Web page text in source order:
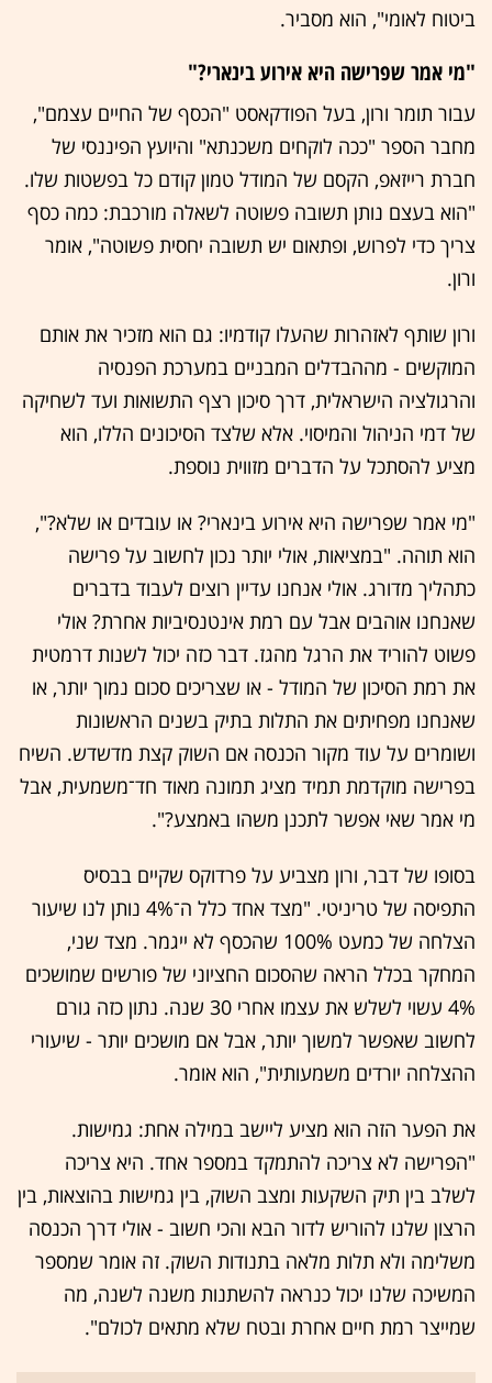
ביטוח לאומי", הוא מסביר.
"מי אמר שפרישה היא אירוע בינארי?"
עבור תומר ורון, בעל הפודקאסט "הכסף של החיים עצמם",
מחבר הספר "ככה לוקחים משכנתא" והיועץ הפיננסי של
חברת רייזאפ, הקסם של המודל טמון קודם כל בפשטות שלו.
"הוא בעצם נותן תשובה פשוטה לשאלה מורכבת: כמה כסף
צריך כדי לפרוש, ופתאום יש תשובה יחסית פשוטה", אומר
ורון.
ורון שותף לאזהרות שהעלו קודמיו: גם הוא מזכיר את אותם
המוקשים - מההבדלים המבניים במערכת הפנסיה
והרגולציה הישראלית, דרך סיכון רצף התשואות ועד לשחיקה
של דמי הניהול והמיסוי. אלא שלצד הסיכונים הללו, הוא
מציע להסתכל על הדברים מזווית נוספת.
"מי אמר שפרישה היא אירוע בינארי? או עובדים או שלא?",
הוא תוהה. "במציאות, אולי יותר נכון לחשוב על פרישה
כתהליך מדורג. אולי אנחנו עדיין רוצים לעבוד בדברים
שאנחנו אוהבים אבל עם רמת אינטנסיביות אחרת? אולי
פשוט להוריד את הרגל מהגז. דבר כזה יכול לשנות דרמטית
את רמת הסיכון של המודל - או שצריכים סכום נמוך יותר, או
שאנחנו מפחיתים את התלות בתיק בשנים הראשונות
ושומרים על עוד מקור הכנסה אם השוק קצת מדשדש. השיח
בפרישה מוקדמת תמיד מציג תמונה מאוד חד־משמעית, אבל
מי אמר שאי אפשר לתכנן משהו באמצע?".
בסופו של דבר, ורון מצביע על פרדוקס שקיים בבסיס
התפיסה של טריניטי. "מצד אחד כלל ה־4% נותן לנו שיעור
הצלחה של כמעט 100% שהכסף לא ייגמר. מצד שני,
המחקר בכלל הראה שהסכום החציוני של פורשים שמושכים
4% עשוי לשלש את עצמו אחרי 30 שנה. נתון כזה גורם
לחשוב שאפשר למשוך יותר, אבל אם מושכים יותר - שיעורי
ההצלחה יורדים משמעותית", הוא אומר.
את הפער הזה הוא מציע ליישב במילה אחת: גמישות.
"הפרישה לא צריכה להתמקד במספר אחד. היא צריכה
לשלב בין תיק השקעות ומצב השוק, בין גמישות בהוצאות, בין
הרצון שלנו להוריש לדור הבא והכי חשוב - אולי דרך הכנסה
משלימה ולא תלות מלאה בתנודות השוק. זה אומר שמספר
המשיכה שלנו יכול כנראה להשתנות משנה לשנה, מה
שמייצר רמת חיים אחרת ובטח שלא מתאים לכולם".